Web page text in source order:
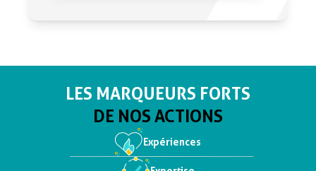
LES MARQUEURS FORTS
DE NOS ACTIONS
Expériences